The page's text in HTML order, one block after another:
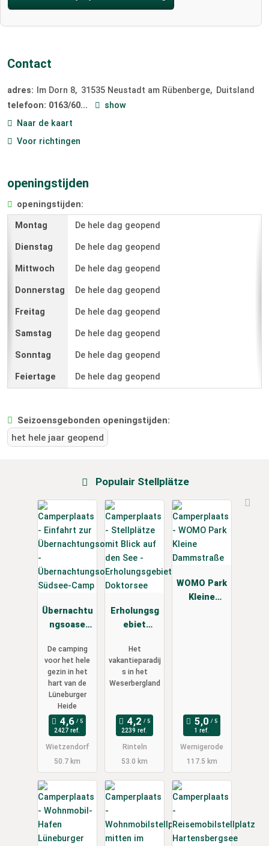
Contact
adres: Im Dorn 8 31535 Neustadt am Rübenberge
Duitsland
telefoon: 0163/60...
show
Naar de kaart
Voor richtingen
openingstijden
openingstijden:
De hele dag geopend
De hele dag geopend
De hele dag geopend
De hele dag geopend
De hele dag geopend
De hele dag geopend
De hele dag geopend
De hele dag geopend
Seizoensgebonden openingstijden:
het hele jaar geopend
Populair Stellplätze
Übernachtu
ngsoase
Camp
De camping
voor het hele
gezin in het
hart van de
Lüneburger
Heide
2427 ref.
Wietzendorf
50.7 km
Erholungsg
ebiet
Het
vakantieparadij
s in het
Weserbergland
2239 ref.
Rinteln
53.0 km
WOMO Park
Kleine
1 ref.
Wernigerode
117.5 km